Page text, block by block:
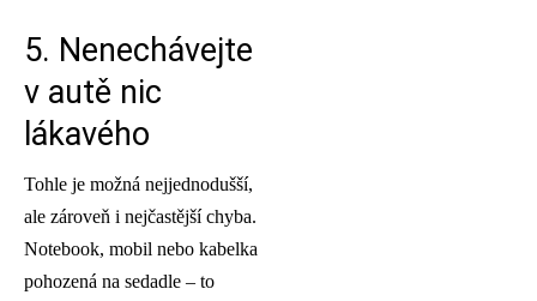
5. Nenechávejte
v autě nic
lákavého
Tohle je možná nejjednodušší,
ale zároveň i nejčastější chyba.
Notebook, mobil nebo kabelka
pohozená na sedadle – to